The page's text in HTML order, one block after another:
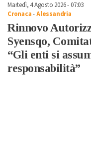
Martedì, 4 Agosto 2026 - 07:03
Cronaca-Alessandria
Rinnovo
Syensqo,
“Gli enti si
responsabilità”